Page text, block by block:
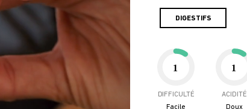
DIGESTIFS
DIFFICULTÉ
Facile
ACIDITÉ
Doux